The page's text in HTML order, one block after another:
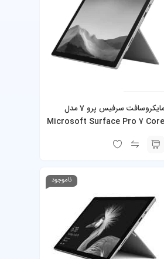
مایکروسافت سرفیس پرو 7 مدل
Microsoft Surface Pro 7 Core
همراه کیبورد و شارژر
ناموجود